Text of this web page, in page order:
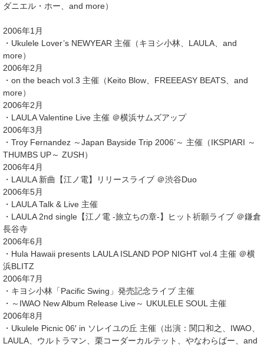
ダニエル・ホー、and more）
2006年1月
・Ukulele Lover’s NEWYEAR 主催（キヨシ小林、LAULA、and
more）
2006年2月
・on the beach vol.3 主催（Keito Blow、FREEEASY BEATS、and
more）
2006年2月
・LAULA Valentine Live 主催 ＠横浜サムズアップ
2006年3月
・Troy Fernandez ～Japan Bayside Trip 2006’～ 主催（IKSPIARI ～
THUMBS UP～ ZUSH）
2006年4月
・LAULA 新曲【江ノ電】リリースライブ ＠渋谷Duo
2006年5月
・LAULA Talk & Live 主催
・LAULA 2nd single【江ノ電 -旅立ちの章-】ヒット祈願ライブ ＠鎌倉
長谷寺
2006年6月
・Hula Hawaii presents LAULA ISLAND POP NIGHT vol.4 主催 ＠横
浜BLITZ
2006年7月
・キヨシ小林「Pacific Swing」発売記念ライブ 主催
・～IWAO New Album Release Live～ UKULELE SOUL 主催
2006年8月
・Ukulele Picnic 06′ in ソレイユの丘 主催（出演：関口和之、IWAO、
LAULA、ウルトラマン、栗コーダーカルテット、やなわらばー、and